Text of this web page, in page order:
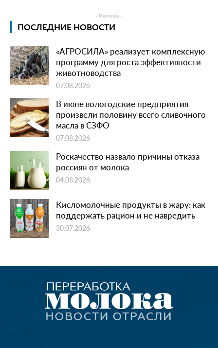
- Реклама -
ПОСЛЕДНИЕ НОВОСТИ
«АГРОСИЛА» реализует комплексную
программу для роста эффективности
животноводства
07.08.2026
В июне вологодские предприятия
произвели половину всего сливочного
масла в СЗФО
07.08.2026
Роскачество назвало причины отказа
россиян от молока
04.08.2026
Кисломолочные продукты в жару: как
поддержать рацион и не навредить
30.07.2026